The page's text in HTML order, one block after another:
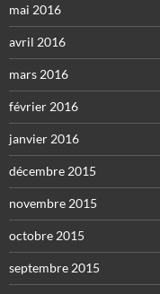
mai 2016
avril 2016
mars 2016
février 2016
janvier 2016
décembre 2015
novembre 2015
octobre 2015
septembre 2015